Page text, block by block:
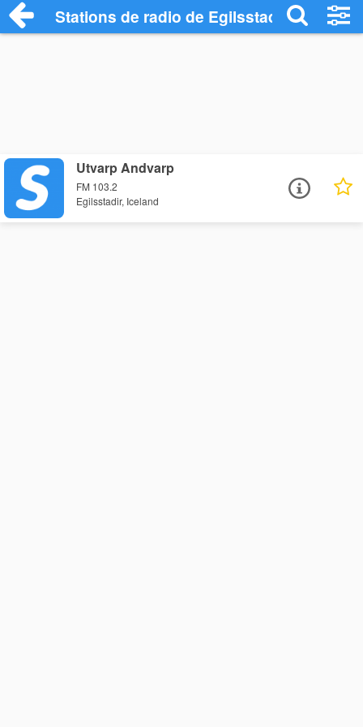
Stations de radio de Egilsstadir
Utvarp Andvarp
FM 103.2
Egilsstadir, Iceland